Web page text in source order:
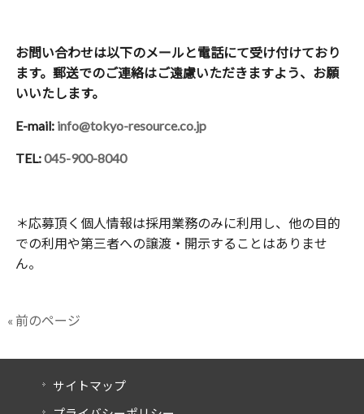
お問い合わせは以下のメールと電話にて受け付けており
ます。郵送でのご連絡はご遠慮いただきますよう、お願
いいたします。
E-mail: info@tokyo-resource.co.jp
TEL:045-900-8040
＊応募頂く個人情報は採用業務のみに利用し、他の目的
での利用や第三者への譲渡・開示することはありませ
ん。
« 前のページ
サイトマップ